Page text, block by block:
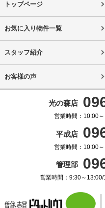
トップページ
お気に入り物件一覧
スタッフ紹介
お客様の声
光の森店
営業時間：10:00
平成店
営業時間：10:00
管理部
営業時間：9:30～